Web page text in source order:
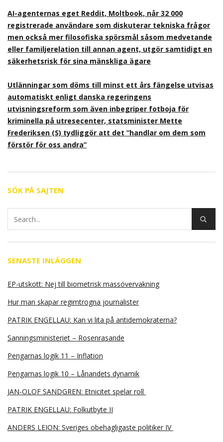
AI-agenternas eget Reddit, Moltbook, når 32 000
registrerade användare som diskuterar tekniska frågor
men också mer filosofiska spörsmål såsom medvetande
eller familjerelation till annan agent, utgör samtidigt en
säkerhetsrisk för sina mänskliga ägare
Utlänningar som döms till minst ett års fängelse utvisas
automatiskt enligt danska regeringens
utvisningsreform som även inbegriper fotboja för
kriminella på utresecenter, statsminister Mette
Frederiksen (S) tydliggör att det ”handlar om dem som
förstör för oss andra”
SÖK PÅ SAJTEN
SENASTE INLÄGGEN
EP-utskott: Nej till biometrisk massövervakning
Hur man skapar regimtrogna journalister
PATRIK ENGELLAU: Kan vi lita på antidemokraterna?
Sanningsministeriet – Rosenrasande
Pengarnas logik 11 – Inflation
Pengarnas logik 10 – Lånandets dynamik
JAN-OLOF SANDGREN: Etnicitet spelar roll
PATRIK ENGELLAU: Folkutbyte II
ANDERS LEION: Sveriges obehagligaste politiker IV